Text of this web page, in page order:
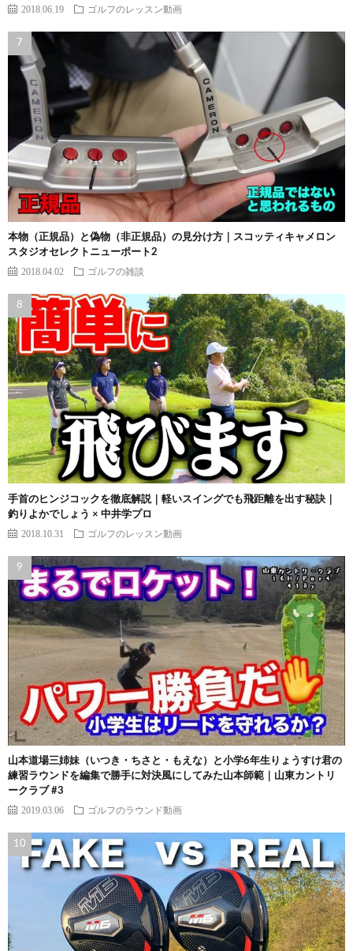
2018.06.19 ゴルフのレッスン動画
本物（正規品）と偽物（非正規品）の見分け方｜スコッティキャメロン
スタジオセレクトニューポート2
2018.04.02 ゴルフの雑談
手首のヒンジコックを徹底解説｜軽いスイングでも飛距離を出す秘訣｜
釣りよかでしょう × 中井学プロ
2018.10.31 ゴルフのレッスン動画
山本道場三姉妹（いつき・ちさと・もえな）と小学6年生りょうすけ君の
練習ラウンドを編集で勝手に対決風にしてみた山本師範｜山東カントリ
ークラブ #3
2019.03.06 ゴルフのラウンド動画